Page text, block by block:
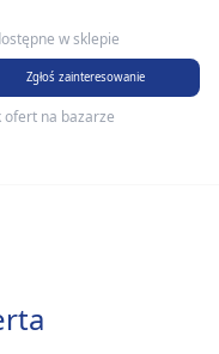
w sklepie
Zgłoś zainteresowanie
ofert na bazarze